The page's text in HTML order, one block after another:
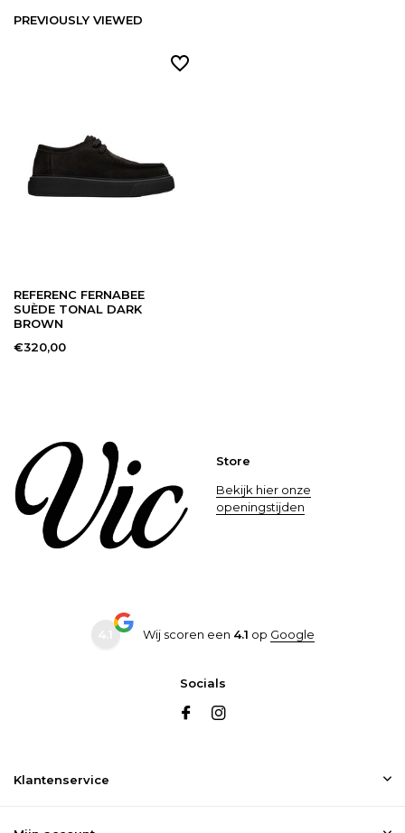
PREVIOUSLY VIEWED
REFERENC FERNABEE
SUÈDE TONAL DARK
BROWN
€320,00
Store
Bekijk hier onze
openingstijden
Wij scoren een 4.1 op Google
Socials
Klantenservice